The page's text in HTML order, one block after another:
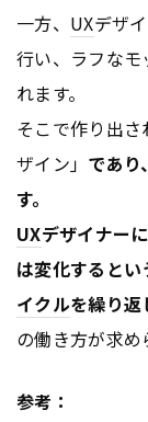
一方、 UXデザ
行い、ラフな
れます。
そこで作り出
ザイン」 であり
す。
UXデザイナー
は変化すると
イクルを繰り返
の働き方が求め
参考：